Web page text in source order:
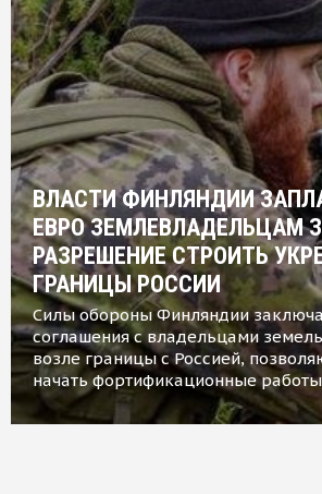
ВЛАСТИ ФИНЛЯНДИИ
ЕВРО ЗЕМЛЕВЛАДЕЛЬЦАМ
РАЗРЕШЕНИЕ СТРОИТЬ
ГРАНИЦЫ РОССИИ
Силы обороны Финляндии
соглашения с владельцами
возле границы с Россией,
начать фортификационные